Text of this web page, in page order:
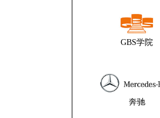
GBS学院
奔驰